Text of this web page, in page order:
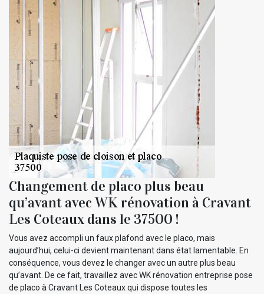
Changement de placo plus beau
qu’avant avec WK rénovation à Cravant
Les Coteaux dans le 37500 !
Vous avez accompli un faux plafond avec le placo, mais
aujourd’hui, celui-ci devient maintenant dans état lamentable. En
conséquence, vous devez le changer avec un autre plus beau
qu’avant. De ce fait, travaillez avec WK rénovation entreprise pose
de placo à Cravant Les Coteaux qui dispose toutes les